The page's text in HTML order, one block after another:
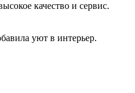
качество и сервис.
уют в интерьер.